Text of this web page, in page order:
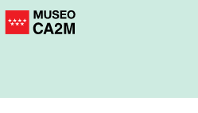
Pasar